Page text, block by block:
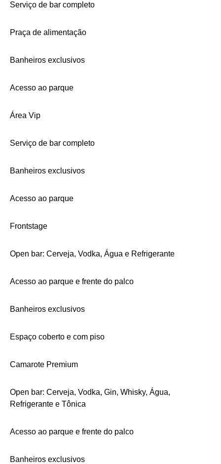
Serviço de bar completo
Praça de alimentação
Banheiros exclusivos
Acesso ao parque
Área Vip
Serviço de bar completo
Banheiros exclusivos
Acesso ao parque
Frontstage
Open bar: Cerveja, Vodka, Água e Refrigerante
Acesso ao parque e frente do palco
Banheiros exclusivos
Espaço coberto e com piso
Camarote Premium
Open bar: Cerveja, Vodka, Gin, Whisky, Água,
Refrigerante e Tônica
Acesso ao parque e frente do palco
Banheiros exclusivos